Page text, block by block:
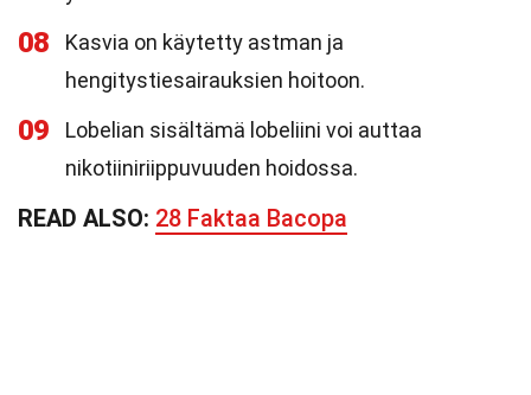
08
Kasvia on käytetty astman ja
hengitystiesairauksien hoitoon.
09
Lobelian sisältämä lobeliini voi auttaa
nikotiiniriippuvuuden hoidossa.
READ ALSO: 28 Faktaa Bacopa